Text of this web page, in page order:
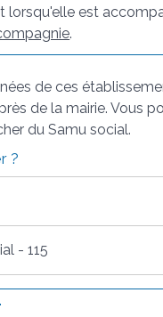
lorsqu'elle est
.
de ces
de la mairie. Vous
du Samu social.
?
- 115